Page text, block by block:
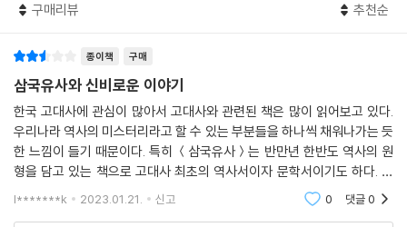
만약 다른 나라의 속박에 눌려 있는 나라라면 그 속박으로부터 벗어나기
위해 노력을 할 것이고, 고정관념에 사로잡힌 종교계라면 그 고정관념을
타파하기 위해서 노력할 것이다. … 이 모든 것이 새로운 세상이다. 그리고
새로운 세상을 만들기 위한 시도들이다.
--- p.145
삼국유사에서 곰은 변화의 상징이다. 곰은 사람이 되기도 하고, 사람과 교
접하여 아기를 낳기도 하며, 남자아이를 낳는 상징적인 존재로 등장하기도
이 책은 삼국유사의 유네스코 세계기록유산 등재 추진을 기념하고, 독자들
다. 그래서 이 책의 부록에는 세계기록유산 등재와 관련하여 삼국유사가
가진 세계사적 가치와 의미, 그 중요성에 대해 7개의 키워드로 정리하여
수록하였다. 유네스코 세계기록유산 등재는 결론적으로 삼국유사가 인류
가 보존해야 할 세계적 가치로 인정받았다는 의미를 갖는다. 이는 우리 민
족의 역사적 기록이 세계사 속에서 보편성을 획득한다는 의미이기도 하다.
삼국유사의 등재 과정에서 무엇보다 우리가 주목해야 할 것은, 삼국유사가
몽골의 침입으로 인한 고려의 극한 상황에서 민족의 단합과 역사의 유구성
구매리뷰 추천순
종이책 구매
삼국유사와 신비로운 이야기
한국 고대사에 관심이 많아서 고대사와 관련된 책은 많이 읽어보고 있다.
우리나라 역사의 미스터리라고 할 수 있는 부분들을 하나씩 채워나가는 듯
한 느낌이 들기 때문이다. 특히 ＜삼국유사＞는 반만년 한반도 역사의 원
형을 담고 있는 책으로 고대사 최초의 역사서이자 문학서이기도 하다. 삼
국유사를 읽으며 잘 이해되지 않았던 부분들과 모르고 그냥 넘어갔던 부분
l*******k 2023.01.21. 신고 0 댓글0